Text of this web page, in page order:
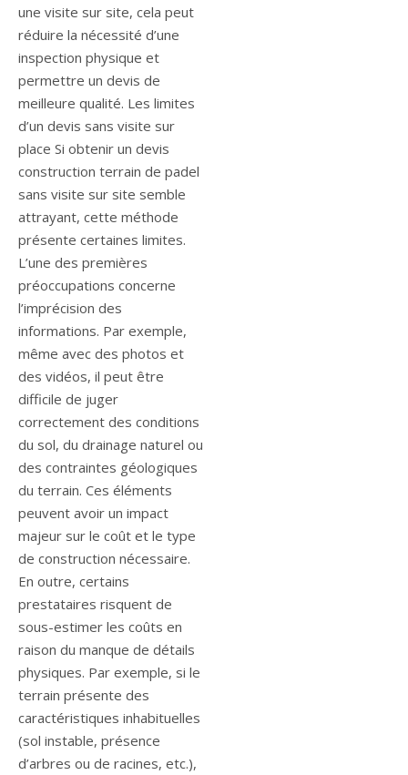
une visite sur site, cela peut
réduire la nécessité d’une
inspection physique et
permettre un devis de
meilleure qualité. Les limites
d’un devis sans visite sur
place Si obtenir un devis
construction terrain de padel
sans visite sur site semble
attrayant, cette méthode
présente certaines limites.
L’une des premières
préoccupations concerne
l’imprécision des
informations. Par exemple,
même avec des photos et
des vidéos, il peut être
difficile de juger
correctement des conditions
du sol, du drainage naturel ou
des contraintes géologiques
du terrain. Ces éléments
peuvent avoir un impact
majeur sur le coût et le type
de construction nécessaire.
En outre, certains
prestataires risquent de
sous-estimer les coûts en
raison du manque de détails
physiques. Par exemple, si le
terrain présente des
caractéristiques inhabituelles
(sol instable, présence
d’arbres ou de racines, etc.),